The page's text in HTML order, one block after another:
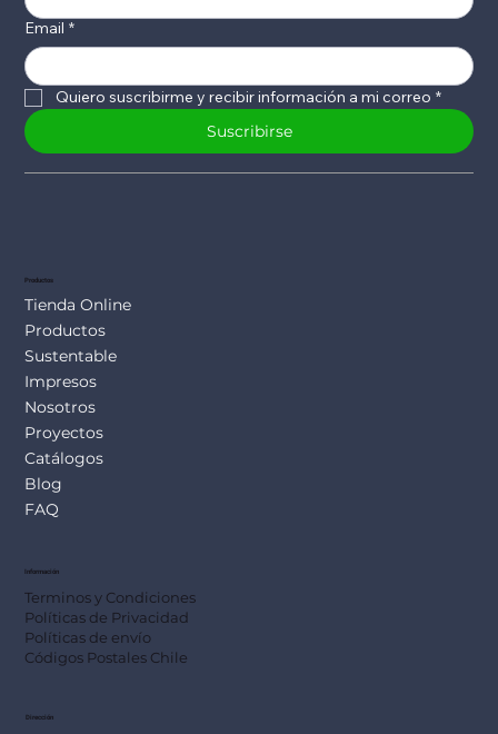
Email *
Quiero suscribirme y recibir información a mi correo *
Suscribirse
Productos
Tienda Online
Productos
Sustentable
Impresos
Nosotros
Proyectos
Catálogos
Blog
FAQ
Información
Terminos y Condiciones
Políticas de Privacidad
Políticas de envío
Códigos Postales Chile
Dirección